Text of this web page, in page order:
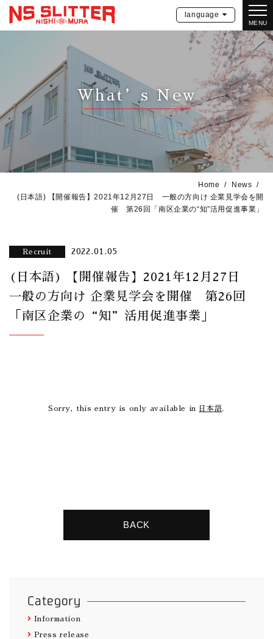
MENU
language
What’s New
Home
News
(日本語) 【開催報告】2021年12月27日 一般の方向け 企業見学会を開
催 第26回「南区企業の“知”活用促進事業」
Recruit 2022.01.05
(日本語) 【開催報告】2021年12月27日
一般の方向け 企業見学会を開催 第26回
「南区企業の“知”活用促進事業」
Sorry, this entry is only available in 日本語.
BACK
Category
Information
Press release